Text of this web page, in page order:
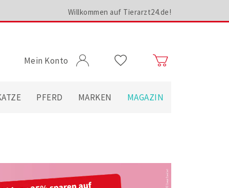
Willkommen auf Tierarzt24.de!
Mein Konto
PFERD MARKEN MAGAZIN